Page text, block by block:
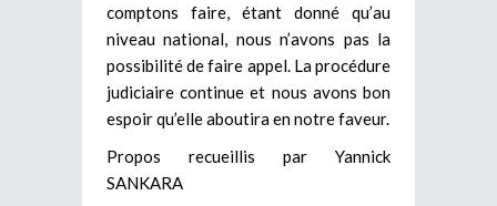
comptons faire, étant donné qu’au
niveau national, nous n’avons pas la
possibilité de faire appel. La procédure
judiciaire continue et nous avons bon
espoir qu’elle aboutira en notre faveur.
Propos recueillis par Yannick
SANKARA